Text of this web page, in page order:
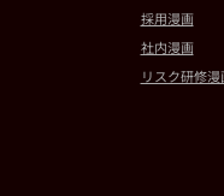
採用漫画
社内漫画
リスク研修漫